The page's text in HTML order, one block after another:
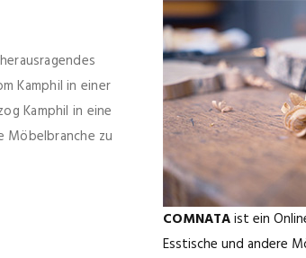
Kamphil in einer
Kamphil in eine
Möbelbranche zu
COMNATAist ein
Esstische und andere